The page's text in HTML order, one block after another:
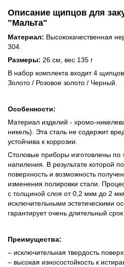
Описание щипцов для
"Мальта"
Материал: Высококачественная
304.
Размеры: 26 см, вес 135 г
В набор комплекта входит 4
Золото / Розовое золото / Черный.
Особенности:
Материал изделий - хромо-
никель). Эта сталь не содержит
устойчива к коррозии.
Столовые приборы изготовлены по
напиления. В результате которой
поверхность и возможность
изменения полировки стали.
с толщиной слоя от 0,2 мкм до 2
исключительными эстетическими
гарантирует очень длительный
Преимущества:
– исключительная твердость
– высокая износостойкость к